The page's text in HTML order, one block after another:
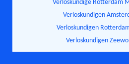
Verloskundige Rotterdam
Verloskundigen
Verloskundigen
Verloskundigen